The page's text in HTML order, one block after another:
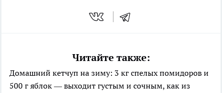
Читайте также:
Домашний кетчуп на зиму: 3 кг спелых помидоров и
500 г яблок — выходит густым и сочным, как из